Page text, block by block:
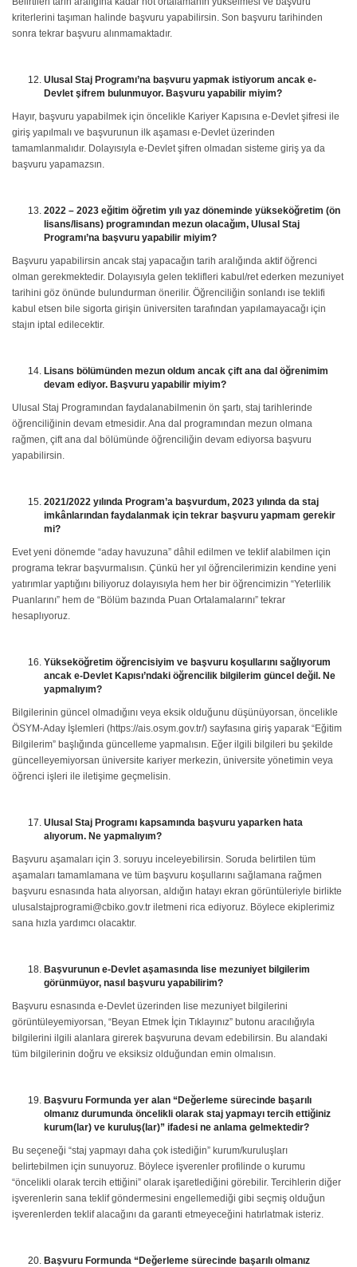
kriterlerini taşıman halinde başvuru yapabilirsin. Son başvuru tarihinden
sonra tekrar başvuru alınmamaktadır.
Ulusal Staj Programı’na başvuru yapmak istiyorum ancak e-
Devlet şifrem bulunmuyor. Başvuru yapabilir miyim?
Hayır, başvuru yapabilmek için öncelikle Kariyer Kapısına e-Devlet şifresi ile
giriş yapılmalı ve başvurunun ilk aşaması e-Devlet üzerinden
tamamlanmalıdır. Dolayısıyla e-Devlet şifren olmadan sisteme giriş ya da
başvuru yapamazsın.
2022 – 2023 eğitim öğretim yılı yaz döneminde yükseköğretim (ön
lisans/lisans) programından mezun olacağım, Ulusal Staj
Programı’na başvuru yapabilir miyim?
Başvuru yapabilirsin ancak staj yapacağın tarih aralığında aktif öğrenci
olman gerekmektedir. Dolayısıyla gelen teklifleri kabul/ret ederken mezuniyet
tarihini göz önünde bulundurman önerilir. Öğrenciliğin sonlandı ise teklifi
kabul etsen bile sigorta girişin üniversiten tarafından yapılamayacağı için
stajın iptal edilecektir.
Lisans bölümünden mezun oldum ancak çift ana dal öğrenimim
devam ediyor. Başvuru yapabilir miyim?
Ulusal Staj Programından faydalanabilmenin ön şartı, staj tarihlerinde
öğrenciliğinin devam etmesidir. Ana dal programından mezun olmana
rağmen, çift ana dal bölümünde öğrenciliğin devam ediyorsa başvuru
yapabilirsin.
2021/2022 yılında Program’a başvurdum, 2023 yılında da staj
imkânlarından faydalanmak için tekrar başvuru yapmam gerekir
mi?
Evet yeni dönemde “aday havuzuna” dâhil edilmen ve teklif alabilmen için
programa tekrar başvurmalısın. Çünkü her yıl öğrencilerimizin kendine yeni
yatırımlar yaptığını biliyoruz dolayısıyla hem her bir öğrencimizin “Yeterlilik
Puanlarını” hem de “Bölüm bazında Puan Ortalamalarını” tekrar
hesaplıyoruz.
Yükseköğretim öğrencisiyim ve başvuru koşullarını sağlıyorum
ancak e-Devlet Kapısı’ndaki öğrencilik bilgilerim güncel değil. Ne
yapmalıyım?
Bilgilerinin güncel olmadığını veya eksik olduğunu düşünüyorsan, öncelikle
ÖSYM-Aday İşlemleri (https://ais.osym.gov.tr/) sayfasına giriş yaparak “Eğitim
Bilgilerim” başlığında güncelleme yapmalısın. Eğer ilgili bilgileri bu şekilde
güncelleyemiyorsan üniversite kariyer merkezin, üniversite yönetimin veya
öğrenci işleri ile iletişime geçmelisin.
Ulusal Staj Programı kapsamında başvuru yaparken hata
alıyorum. Ne yapmalıyım?
Başvuru aşamaları için 3. soruyu inceleyebilirsin. Soruda belirtilen tüm
aşamaları tamamlamana ve tüm başvuru koşullarını sağlamana rağmen
başvuru esnasında hata alıyorsan, aldığın hatayı ekran görüntüleriyle birlikte
ulusalstajprogrami@cbiko.gov.tr iletmeni rica ediyoruz. Böylece ekiplerimiz
sana hızla yardımcı olacaktır.
Başvurunun e-Devlet aşamasında lise mezuniyet bilgilerim
görünmüyor, nasıl başvuru yapabilirim?
Başvuru esnasında e-Devlet üzerinden lise mezuniyet bilgilerini
görüntüleyemiyorsan, “Beyan Etmek İçin Tıklayınız” butonu aracılığıyla
bilgilerini ilgili alanlara girerek başvuruna devam edebilirsin. Bu alandaki
tüm bilgilerinin doğru ve eksiksiz olduğundan emin olmalısın.
Başvuru Formunda yer alan “Değerleme sürecinde başarılı
olmanız durumunda öncelikli olarak staj yapmayı tercih ettiğiniz
kurum(lar) ve kuruluş(lar)” ifadesi ne anlama gelmektedir?
Bu seçeneği “staj yapmayı daha çok istediğin” kurum/kuruluşları
belirtebilmen için sunuyoruz. Böylece işverenler profilinde o kurumu
“öncelikli olarak tercih ettiğini” olarak işaretlediğini görebilir. Tercihlerin diğer
işverenlerin sana teklif göndermesini engellemediği gibi seçmiş olduğun
işverenlerden teklif alacağını da garanti etmeyeceğini hatırlatmak isteriz.
Başvuru Formunda “Değerleme sürecinde başarılı olmanız